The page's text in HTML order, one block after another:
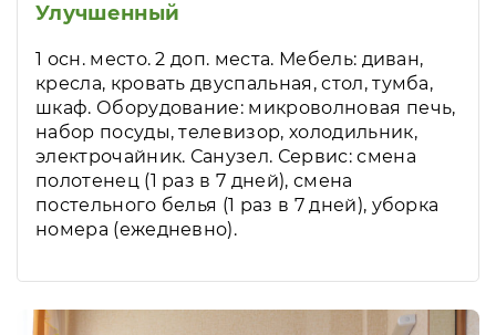
Улучшенный
1 осн. место. 2 доп. места. Мебель: диван,
кресла, кровать двуспальная, стол, тумба,
шкаф. Оборудование: микроволновая печь,
набор посуды, телевизор, холодильник,
электрочайник. Санузел. Сервис: смена
полотенец (1 раз в 7 дней), смена
постельного белья (1 раз в 7 дней), уборка
номера (ежедневно).